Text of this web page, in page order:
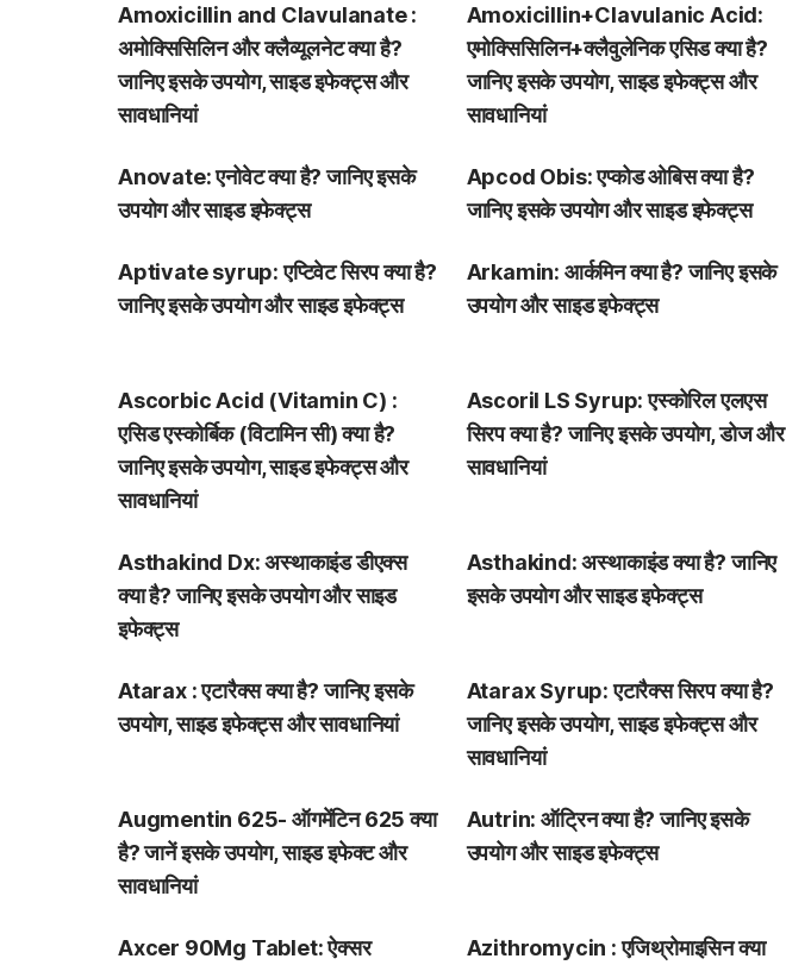
Amoxicillin and Clavulanate :
अमोक्सिसिलिन और क्लैव्यूलनेट क्या है?
जानिए इसके उपयोग, साइड इफेक्ट्स और
सावधानियां
Amoxicillin+Clavulanic Acid:
एमोक्सिसिलिन+क्लैवुलेनिक एसिड क्या है?
जानिए इसके उपयोग, साइड इफेक्ट्स और
सावधानियां
Anovate: एनोवेट क्या है? जानिए इसके
उपयोग और साइड इफेक्ट्स
Apcod Obis: एप्कोड ओबिस क्या है?
जानिए इसके उपयोग और साइड इफेक्ट्स
Aptivate syrup: एप्टिवेट सिरप क्या है?
जानिए इसके उपयोग और साइड इफेक्ट्स
Arkamin: आर्कमिन क्या है? जानिए इसके
उपयोग और साइड इफेक्ट्स
Ascorbic Acid (Vitamin C) :
एसिड एस्कोर्बिक (विटामिन सी) क्या है?
जानिए इसके उपयोग, साइड इफेक्ट्स और
सावधानियां
Ascoril LS Syrup: एस्कोरिल एलएस
सिरप क्या है? जानिए इसके उपयोग, डोज और
सावधानियां
Asthakind Dx: अस्थाकाइंड डीएक्स
क्या है? जानिए इसके उपयोग और साइड
इफेक्ट्स
Asthakind: अस्थाकाइंड क्या है? जानिए
इसके उपयोग और साइड इफेक्ट्स
Atarax : एटारैक्स क्या है? जानिए इसके
उपयोग, साइड इफेक्ट्स और सावधानियां
Atarax Syrup: एटारैक्स सिरप क्या है?
जानिए इसके उपयोग, साइड इफेक्ट्स और
सावधानियां
Augmentin 625- ऑगमेंटिन 625 क्या
है? जानें इसके उपयोग, साइड इफेक्ट और
सावधानियां
Autrin: ऑट्रिन क्या है? जानिए इसके
उपयोग और साइड इफेक्ट्स
Axcer 90Mg Tablet: ऐक्सर
Azithromycin : एजिथ्रोमाइसिन क्या